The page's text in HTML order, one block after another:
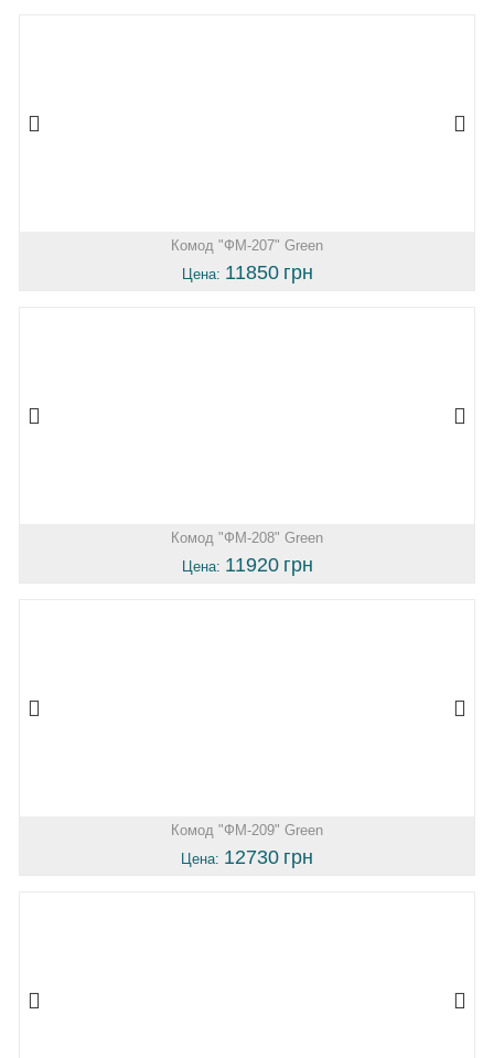
Комод "ФМ-207" Green
Цена: 11850 грн
Комод "ФМ-208" Green
Цена: 11920 грн
Комод "ФМ-209" Green
Цена: 12730 грн